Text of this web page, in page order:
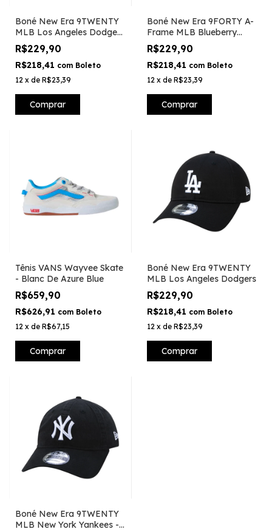
Boné New Era 9TWENTY
MLB Los Angeles Dodgers
- Azul
R$229,90
R$218,41 com Boleto
12 x de R$23,39
Comprar
Boné New Era 9FORTY A-
Frame MLB Blueberry
Cream Los Angeles
Dodgers
R$229,90
R$218,41 com Boleto
12 x de R$23,39
Comprar
Tênis VANS Wayvee Skate
- Blanc De Azure Blue
R$659,90
R$626,91 com Boleto
12 x de R$67,15
Comprar
Boné New Era 9TWENTY
MLB Los Angeles Dodgers
R$229,90
R$218,41 com Boleto
12 x de R$23,39
Comprar
Boné New Era 9TWENTY
MLB New York Yankees -